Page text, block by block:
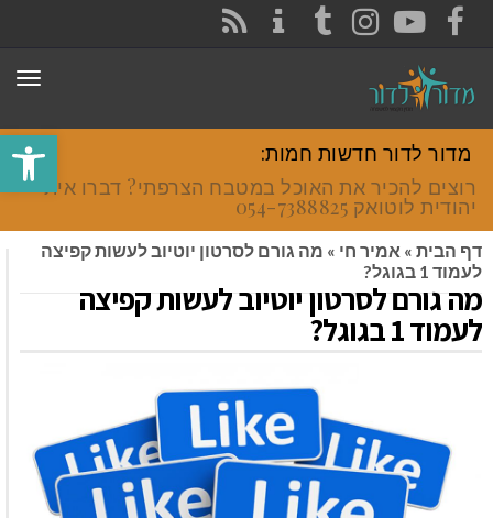
פתח
FACEBOOK
YOUTUBE
INSTAGRAM
TUMBLR
מדור לדור חדשות חמות:
רוצים להכיר את האוכל במטבח הצרפתי? דברו איתי
יהודית לוטואק 054-7388825.
דף הבית » אמיר חי » מה גורם לסרטון יוטיוב לעשות קפיצה
לעמוד 1 בגוגל?
מה גורם לסרטון יוטיוב לעשות קפיצה
לעמוד 1 בגוגל?